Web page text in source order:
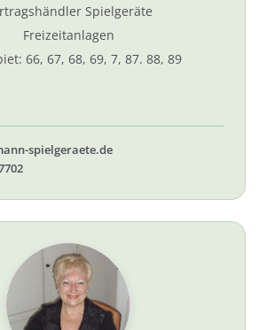
Spielgeräte
Freizeitanlagen
66, 67, 68, 69, 7, 87. 88, 89
spielgeraete.de